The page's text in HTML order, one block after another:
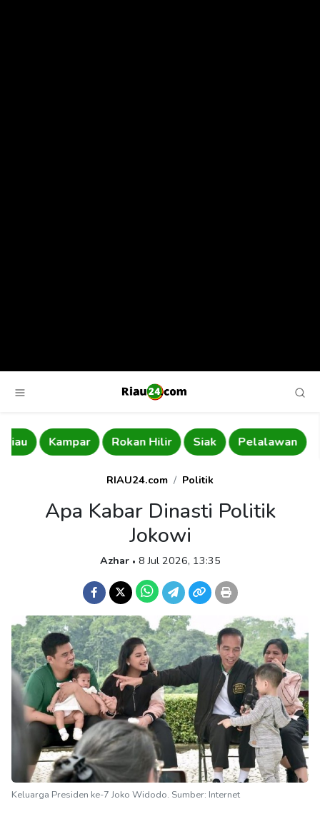
Kampar Rokan Hilir Siak Pelalawan
RIAU24.com Politik
Apa Kabar Dinasti Politik
Jokowi
Azhar • 8 Jul 2026, 13:35
Keluarga Presiden ke-7 Joko Widodo. Sumber: Internet